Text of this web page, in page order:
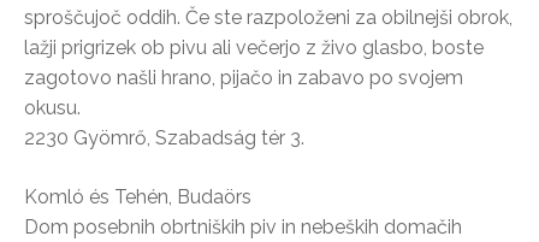
sproščujoč oddih. Če ste razpoloženi za obilnejši obrok,
lažji prigrizek ob pivu ali večerjo z živo glasbo, boste
zagotovo našli hrano, pijačo in zabavo po svojem
okusu.
2230 Gyömrő, Szabadság tér 3.
Komló és Tehén, Budaörs
Dom posebnih obrtniških piv in nebeških domačih